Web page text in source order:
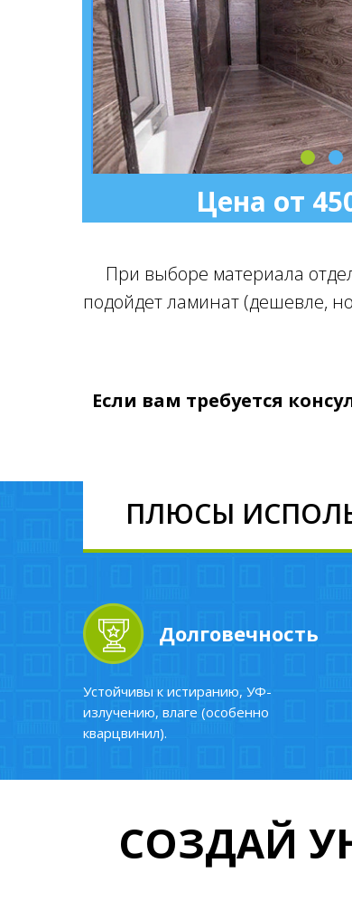
При выборе материала
подойдет ламинат (дешевле,
Если вам требуется
Цена от
ПЛЮСЫ
Устойчивы к истиранию, УФ-
излучению, влаге (особенно
кварцвинил).
Долговечность
СОЗДАЙ